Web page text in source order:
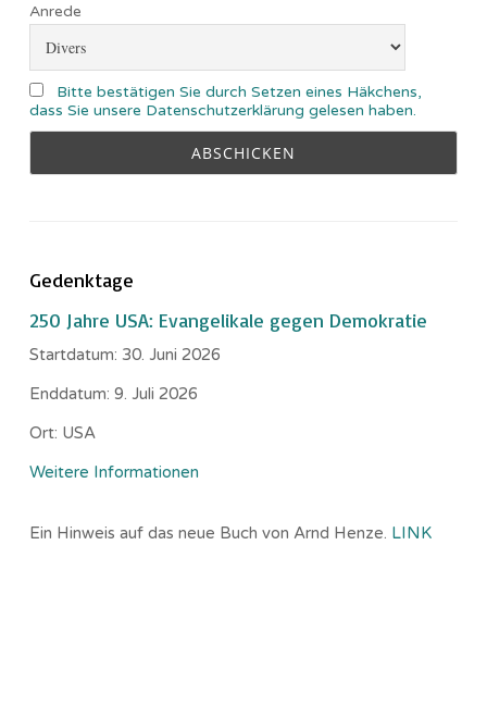
Anrede
Bitte bestätigen Sie durch Setzen eines Häkchens,
dass Sie unsere Datenschutzerklärung gelesen haben.
Gedenktage
250 Jahre USA: Evangelikale gegen Demokratie
Startdatum: 30. Juni 2026
Enddatum: 9. Juli 2026
Ort: USA
Weitere Informationen
Ein Hinweis auf das neue Buch von Arnd Henze. LINK